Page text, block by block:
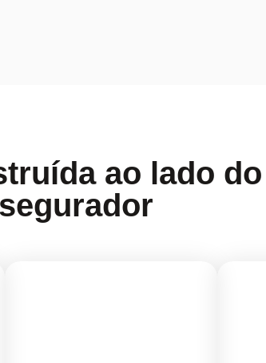
ao lado do